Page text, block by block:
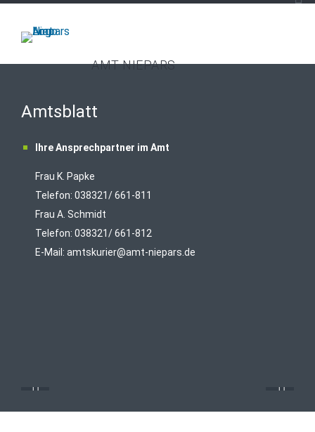
AMT NIEPARS
Amtsblatt
Ihre Ansprechpartner im Amt
Frau K. Papke
Telefon: 038321/ 661-811
Frau A. Schmidt
Telefon: 038321/ 661-812
E-Mail: amtskurier@amt-niepars.de